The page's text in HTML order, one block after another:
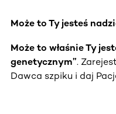
Może to Ty jesteś
Może to właśnie Ty
genetycznym”.
Dawca szpiku i daj